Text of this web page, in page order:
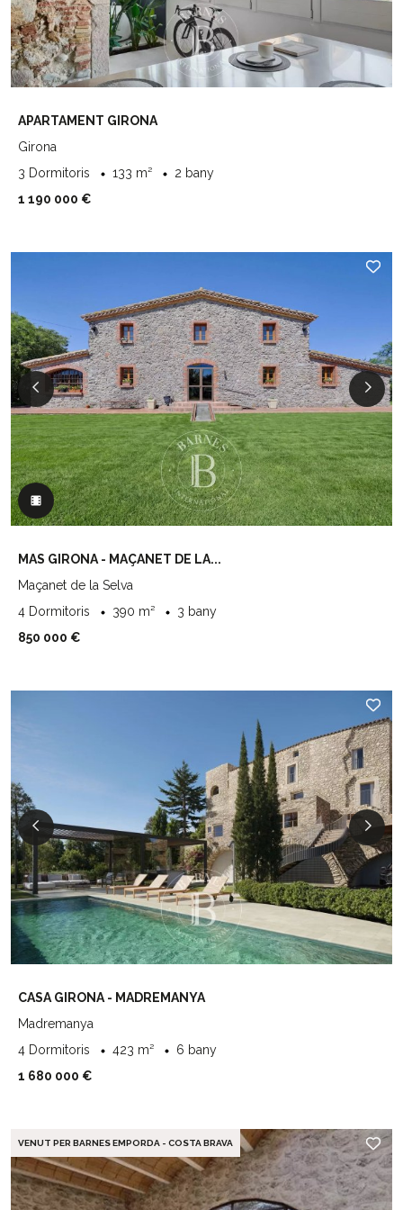
APARTAMENT GIRONA
Girona
3 Dormitoris
133 m²
2 bany
1 190 000 €
MAS GIRONA - MAÇANET DE LA...
Maçanet de la Selva
4 Dormitoris
390 m²
3 bany
850 000 €
CASA GIRONA - MADREMANYA
Madremanya
4 Dormitoris
423 m²
6 bany
1 680 000 €
VENUT PER BARNES EMPORDA - COSTA BRAVA